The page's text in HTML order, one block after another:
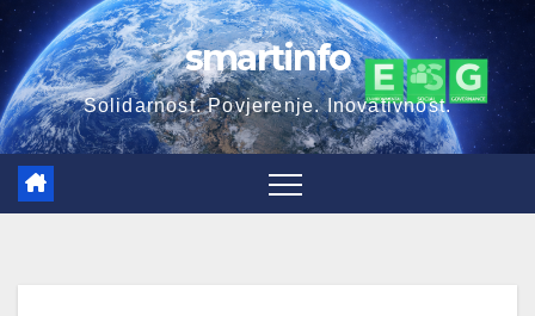
Skip
to
content
smartinfo
Solidarnost. Povjerenje. Inovativnost.